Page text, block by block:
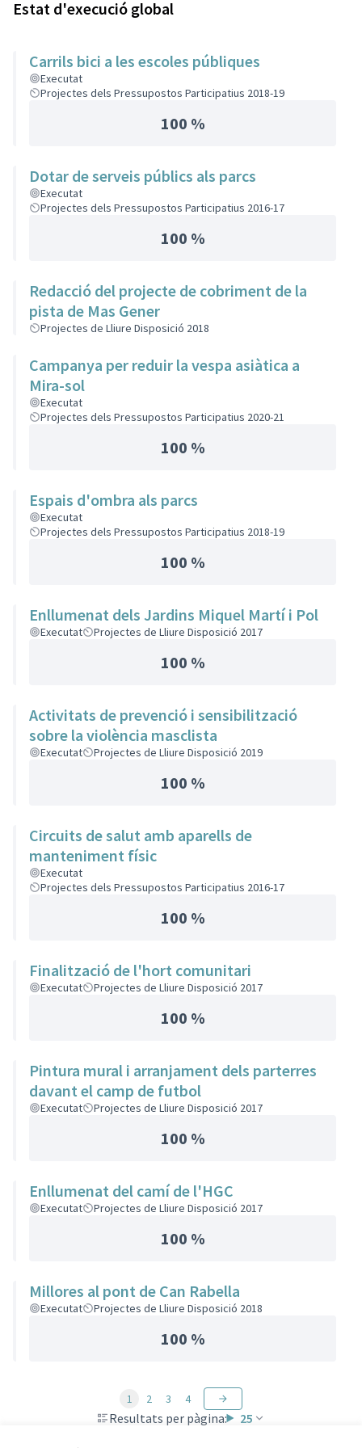
Estat d'execució global
Carrils bici a les escoles públiques
Executat
Projectes dels Pressupostos Participatius 2018-19
100 %
Dotar de serveis públics als parcs
Executat
Projectes dels Pressupostos Participatius 2016-17
100 %
Redacció del projecte de cobriment de la
pista de Mas Gener
Projectes de Lliure Disposició 2018
Campanya per reduir la vespa asiàtica a
Mira-sol
Executat
Projectes dels Pressupostos Participatius 2020-21
100 %
Espais d'ombra als parcs
Executat
Projectes dels Pressupostos Participatius 2018-19
100 %
Enllumenat dels Jardins Miquel Martí i Pol
Executat Projectes de Lliure Disposició 2017
100 %
Activitats de prevenció i sensibilització
sobre la violència masclista
Executat Projectes de Lliure Disposició 2019
100 %
Circuits de salut amb aparells de
manteniment físic
Executat
Projectes dels Pressupostos Participatius 2016-17
100 %
Finalització de l'hort comunitari
Executat Projectes de Lliure Disposició 2017
100 %
Pintura mural i arranjament dels parterres
davant el camp de futbol
Executat Projectes de Lliure Disposició 2017
100 %
Enllumenat del camí de l'HGC
Executat Projectes de Lliure Disposició 2017
100 %
Millores al pont de Can Rabella
Executat Projectes de Lliure Disposició 2018
100 %
Resultats per pàgina: 25
1 2 3 4